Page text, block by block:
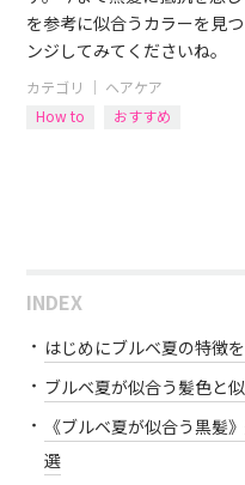
を参考に似合うカラーを見
ンジしてみてくださいね。
カテゴリ ｜ ヘアケア
How to
おすすめ
INDEX
はじめにブルベ夏の特徴
ブルベ夏が似合う髪色と
《ブルベ夏が似合う黒髪
選